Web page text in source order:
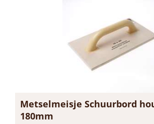
Metselmeisje Schuurbord
180mm